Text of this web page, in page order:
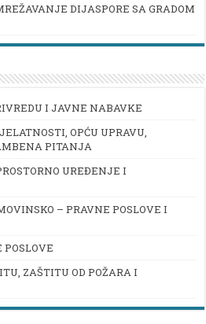
DIJASPORE SA GRADOM
I JAVNE NABAVKE
OPĆU UPRAVU,
PITANJA
UREĐENJE I
– PRAVNE POSLOVE I
ZAŠTITU OD POŽARA I